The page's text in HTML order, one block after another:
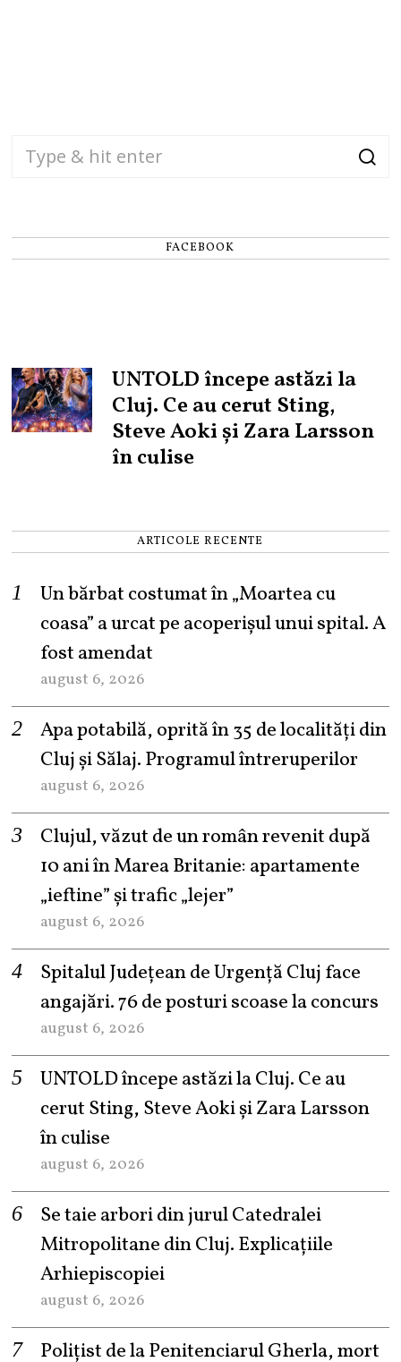
FACEBOOK
UNTOLD începe astăzi la
Cluj. Ce au cerut Sting,
Steve Aoki și Zara Larsson
în culise
ARTICOLE RECENTE
Un bărbat costumat în „Moartea cu
coasa” a urcat pe acoperișul unui spital. A
fost amendat
august 6, 2026
Apa potabilă, oprită în 35 de localități din
Cluj și Sălaj. Programul întreruperilor
august 6, 2026
Clujul, văzut de un român revenit după
10 ani în Marea Britanie: apartamente
„ieftine” și trafic „lejer”
august 6, 2026
Spitalul Județean de Urgență Cluj face
angajări. 76 de posturi scoase la concurs
august 6, 2026
UNTOLD începe astăzi la Cluj. Ce au
cerut Sting, Steve Aoki și Zara Larsson
în culise
august 6, 2026
Se taie arbori din jurul Catedralei
Mitropolitane din Cluj. Explicațiile
Arhiepiscopiei
august 6, 2026
Polițist de la Penitenciarul Gherla, mort